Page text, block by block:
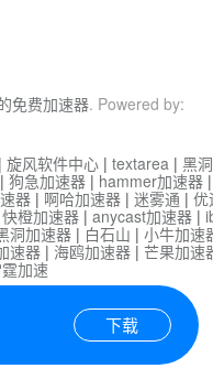
免费加速器. Powered by:
下载
| 旋风软件中心 | textarea | 黑
| 狗急加速器 | hammer加速器
器 | 啊哈加速器 | 迷雾通 | 优
快橙加速器 | anycast加速器 |
洞加速器 | 白石山 | 小牛加速
速器 | 海鸥加速器 | 芒果加速
加速